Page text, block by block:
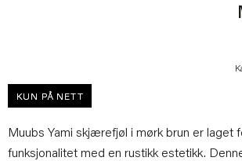
KUN PÅ NETT
Muubs Yami skjærefjøl i mørk brun er laget
funksjonalitet med en rustikk estetikk.